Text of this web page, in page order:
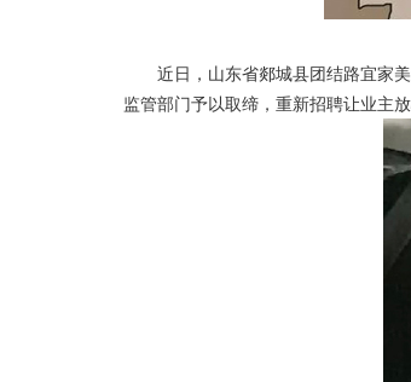
近日，山东省郯城县团结路宜家美
监管部门予以取缔，重新招聘让业主放